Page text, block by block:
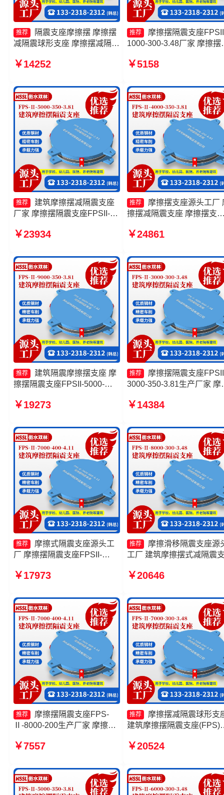
推荐
隔震支座摩擦摆 摩擦摆
减隔震球形支座 摩擦摆减隔震
源头工厂
￥14252
推荐
摩擦摆隔震支座
1000-300-3.48厂家 摩擦摆
源头工厂 建筑摩擦隔震支
产厂家
￥5158
推荐
建筑摩擦摆减隔震支座
厂家 摩擦摆隔震支座FPSII-
FPS-Ⅱ-2000-500-3.8生产厂
家
￥23934
推荐
摩擦摆支座源头工厂
擦摆减隔震支座 摩擦摆支
筑摩擦摆隔震支座(FPS)生
￥24861
推荐
建筑隔震摩擦摆支座 摩
擦摆隔震支座FPSII-5000-
震支座生产厂家 摩擦摆隔震支
￥19273
推荐
摩擦摆隔震支座
3000-350-3.81生产厂家 摩
4.11 摩擦摆减隔震球形支
10000-350-3.81
￥14384
推荐
摩擦式隔震支座源头工
厂 摩擦摆隔震支座FPSII-
震支座FPSII-1000-350-3.81
FPSII-2000-300-3.48厂家
￥17973
推荐
摩擦滑移隔震支座源
工厂 建筑摩擦摆式减隔震
400-4.11 摩擦滑移隔震支座
￥20646
推荐
摩擦摆隔震支座FPS-
Ⅱ-8000-200生产厂家 摩擦摆
支座生产厂家一套生产厂家 摩
￥7557
推荐
摩擦摆减隔震球形支
建筑摩擦摆隔震支座(FPS)
厂家 摩擦摆隔震支座FPSII-
￥20524